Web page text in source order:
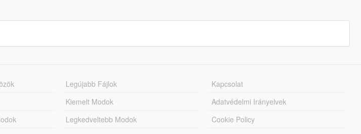
Legújabb Fájlok
Kiemelt Modok
Legkedveltebb Modok
Kapcsolat
Adatvédelmi Irányelvek
Cookie Policy